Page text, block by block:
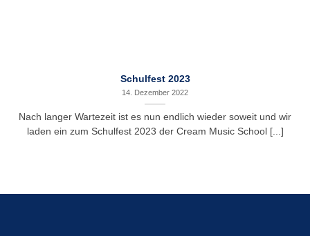
Schulfest 2023
14. Dezember 2022
Nach langer Wartezeit ist es nun endlich wieder soweit und wir
laden ein zum Schulfest 2023 der Cream Music School [...]